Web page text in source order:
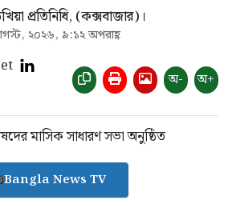
প্রতিনিধি, (কক্সবাজার)।
২০২৬, ৯:১২ অপরাহ্ণ
অ- অ+
Bangla News TV